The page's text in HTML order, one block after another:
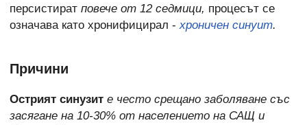
персистират повече от 12 седмици, процесът се
означава като хронифицирал -хроничен синуит.
Причини
Острият синузит е често срещано заболяване със
засягане на 10-30% от населението на САЩ и